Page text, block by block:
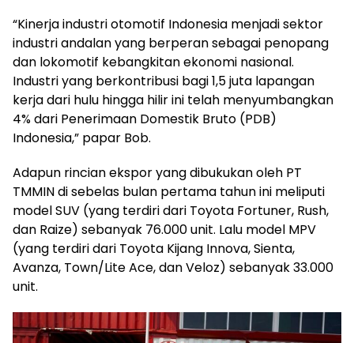
“Kinerja industri otomotif Indonesia menjadi sektor
industri andalan yang berperan sebagai penopang
dan lokomotif kebangkitan ekonomi nasional.
Industri yang berkontribusi bagi 1,5 juta lapangan
kerja dari hulu hingga hilir ini telah menyumbangkan
4% dari Penerimaan Domestik Bruto (PDB)
Indonesia,” papar Bob.
Adapun rincian ekspor yang dibukukan oleh PT
TMMIN di sebelas bulan pertama tahun ini meliputi
model SUV (yang terdiri dari Toyota Fortuner, Rush,
dan Raize) sebanyak 76.000 unit. Lalu model MPV
(yang terdiri dari Toyota Kijang Innova, Sienta,
Avanza, Town/Lite Ace, dan Veloz) sebanyak 33.000
unit.